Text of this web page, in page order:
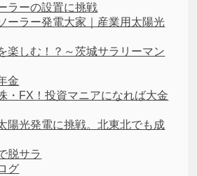
ラーの設置に挑戦
ーラー発電大家｜産業用太陽光
楽しむ！？～茨城サラリーマン
金
・FX！投資マニアになれば大金
陽光発電に挑戦。北東北でも成
脱サラ
グ